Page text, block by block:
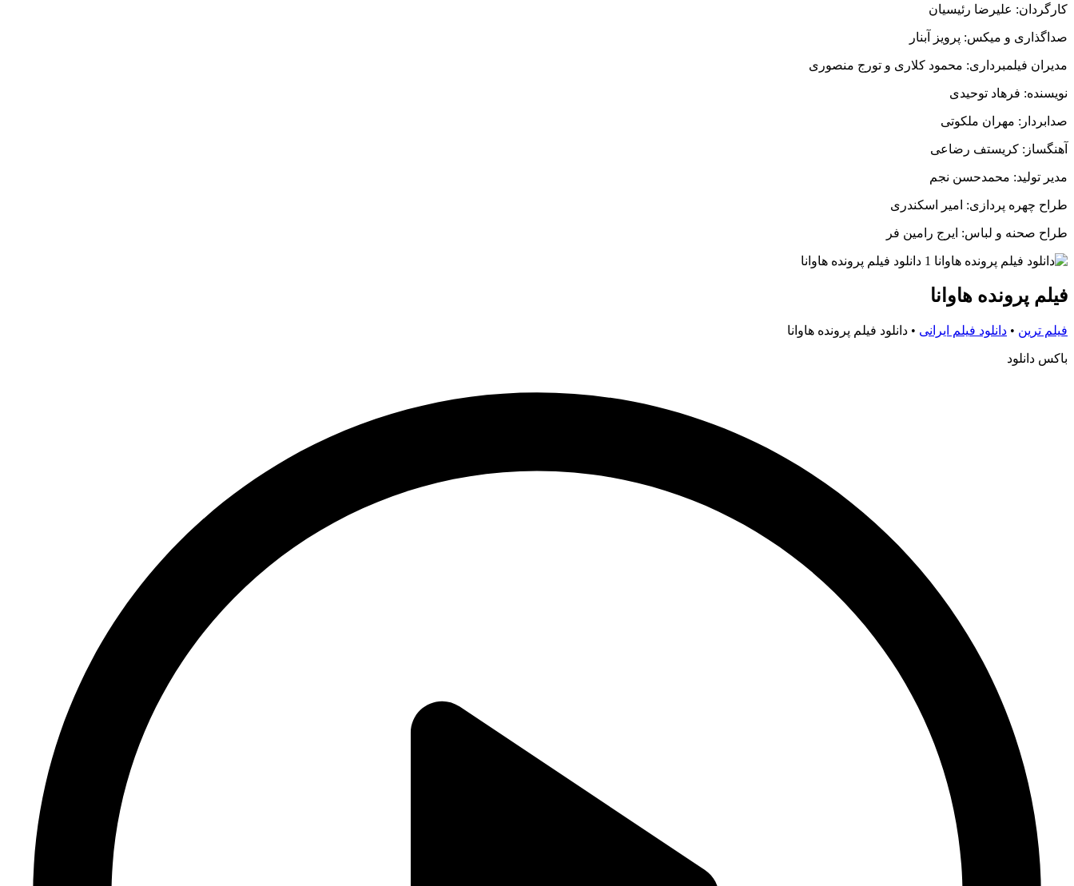
کارگردان: علیرضا رئیسیان
صداگذاری و میکس: پرویز آبنار
مدیران فیلمبرداری: محمود کلاری و تورج منصوری
نویسنده: فرهاد توحیدی
صدابردار: مهران ملکوتی
آهنگساز: کریستف رضاعی
مدیر تولید: محمدحسن نجم
طراح چهره پردازی: امیر اسکندری
طراح صحنه و لباس: ایرج رامین فر
فیلم پرونده هاوانا
فیلم ترین • دانلود فیلم ایرانی • دانلود فیلم پرونده هاوانا
باکس دانلود